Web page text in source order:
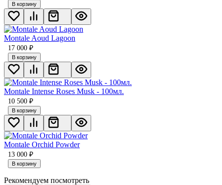
В корзину
Montale Aoud Lagoon
17 000 ₽
В корзину
Montale Intense Roses Musk - 100мл.
10 500 ₽
В корзину
Мontale Orchid Powder
13 000 ₽
В корзину
Рекомендуем посмотреть